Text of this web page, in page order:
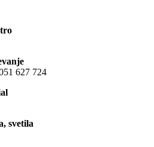
627 724
svetila